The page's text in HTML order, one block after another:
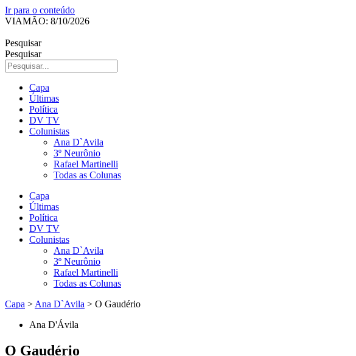
Ir para o conteúdo
VIAMÃO: 8/10/2026
Pesquisar
Pesquisar
Capa
Últimas
Política
DV TV
Colunistas
Ana D`Avila
3º Neurônio
Rafael Martinelli
Todas as Colunas
Capa
Últimas
Política
DV TV
Colunistas
Ana D`Avila
3º Neurônio
Rafael Martinelli
Todas as Colunas
Capa > Ana D`Avila > O Gaudério
Ana D'Ávila
O Gaudério